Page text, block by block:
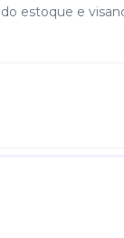
estoque e
. Capacidade de